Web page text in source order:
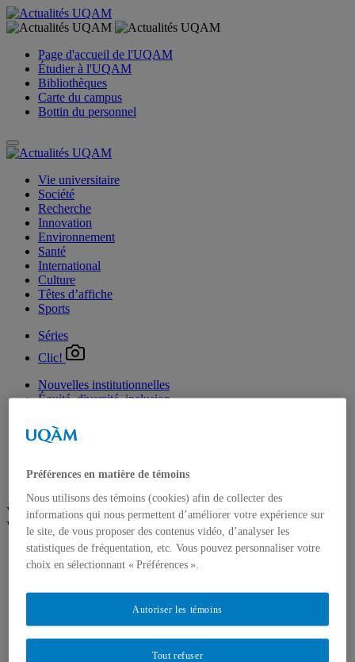
Page d'accueil de l'UQAM
Étudier à l'UQAM
Bibliothèques
Carte du campus
Bottin du personnel
Vie universitaire
Société
Recherche
Innovation
Environnement
Santé
International
Culture
Têtes d’affiche
Sports
Séries
Clic!
Nouvelles institutionnelles
Équité, diversité, inclusion
Étudiants
Diplômés
Nominations
Voir plus
Voir moins
Arts
Département de danse
Département d'études littéraires
Département d'histoire de l'art
École de design
École des arts visuels et médiatiques
École supérieure de théâtre
Préférences en matière de témoins
Nous utilisons des témoins (cookies) afin de collecter des
informations qui nous permettent d’améliorer votre expérience sur
le site, de vous proposer des contenus vidéo, d’analyser les
statistiques de fréquentation, etc. Vous pouvez personnaliser votre
choix en sélectionnant « Préférences ».
Tout refuser
Autoriser les témoins